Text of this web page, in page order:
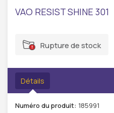
VAO RESIST SHINE 301
Rupture de stock
Détails
Numéro du produit: 185991